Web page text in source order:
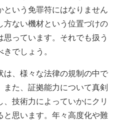
いう免罪符にはなりません
方ない機材という位置づけの
思っています。それでも扱う
でしょう。
は、様々な法律の規制の中で
た、証拠能力について真剣
技術力によっていかにクリ
と思います。年々高度化や難